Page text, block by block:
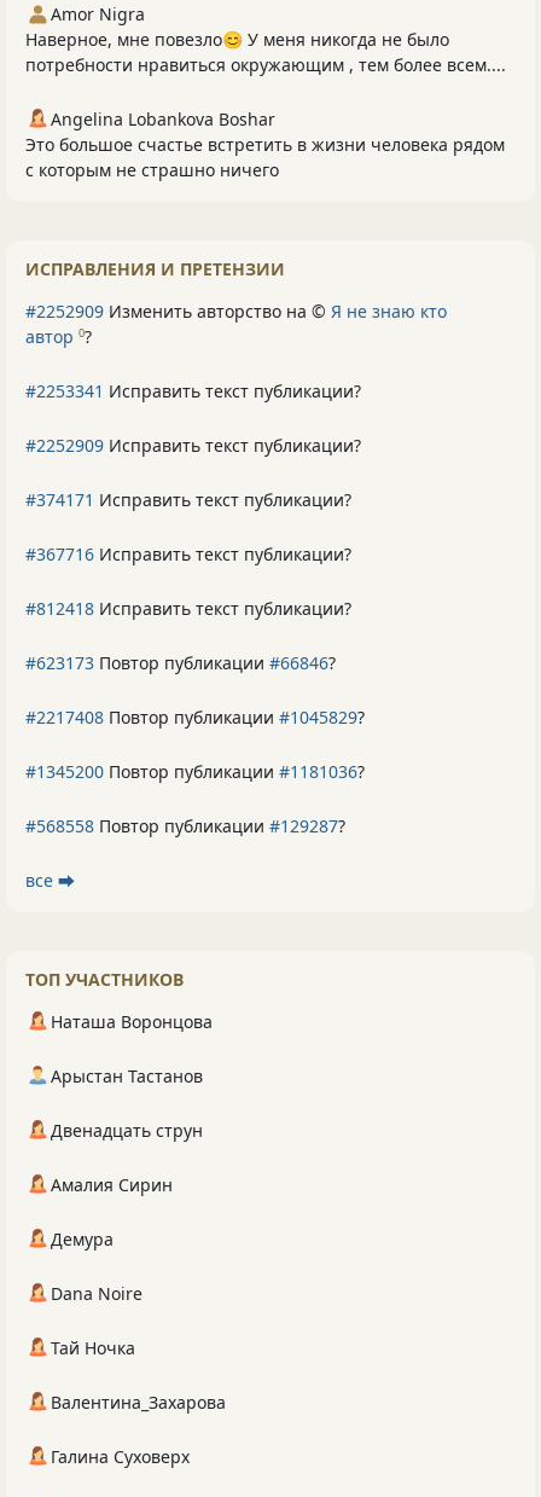
Amor Nigra
Наверное, мне повезло😊 У меня никогда не было
потребности нравиться окружающим , тем более всем....
Angelina Lobankova Boshar
Это большое счастье встретить в жизни человека рядом
с которым не страшно ничего
ИСПРАВЛЕНИЯ И ПРЕТЕНЗИИ
#2252909 Изменить авторство на © Я не знаю кто
автор 0?
#2253341 Исправить текст публикации?
#2252909 Исправить текст публикации?
#374171 Исправить текст публикации?
#367716 Исправить текст публикации?
#812418 Исправить текст публикации?
#623173 Повтор публикации #66846?
#2217408 Повтор публикации #1045829?
#1345200 Повтор публикации #1181036?
#568558 Повтор публикации #129287?
все ⮕
ТОП УЧАСТНИКОВ
Наташа Воронцова
Арыстан Тастанов
Двенадцать струн
Амалия Сирин
Демура
Dana Noire
Тай Ночка
Валентина_Захарова
Галина Суховерх